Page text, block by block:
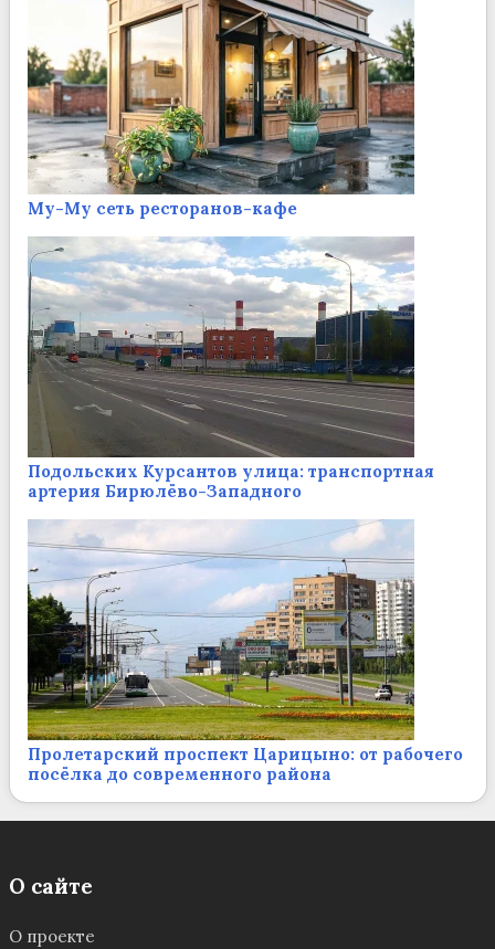
Му-Му сеть ресторанов-кафе
Подольских Курсантов улица: транспортная
артерия Бирюлёво-Западного
Пролетарский проспект Царицыно: от рабочего
посёлка до современного района
О сайте
О проекте